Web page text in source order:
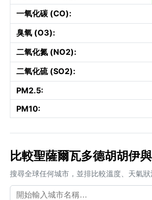
一氧化碳 (CO):
臭氧 (O3):
二氧化氮 (NO2):
二氧化硫 (SO2):
PM2.5:
PM10:
比較聖薩爾瓦多德胡胡伊
搜尋全球任何城市，並排比較溫度、天氣狀